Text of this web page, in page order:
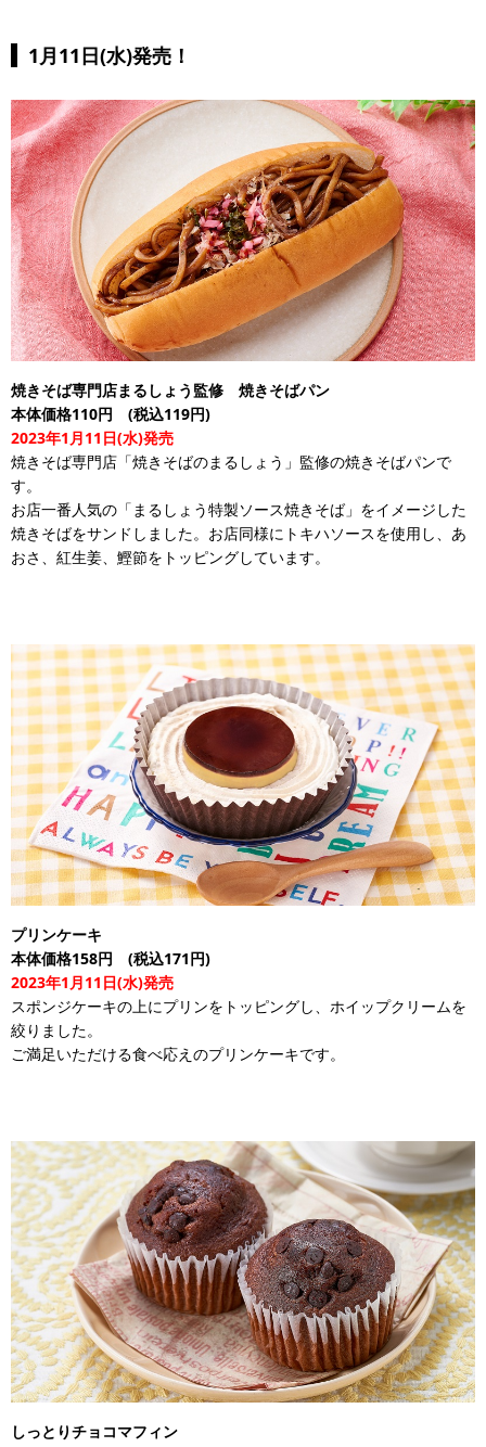
1月11日(水)発売！
焼きそば専門店まるしょう監修 焼きそばパン
本体価格110円 (税込119円)
2023年1月11日(水)発売
焼きそば専門店「焼きそばのまるしょう」監修の焼きそばパンで
す。
お店一番人気の「まるしょう特製ソース焼きそば」をイメージした
焼きそばをサンドしました。お店同様にトキハソースを使用し、あ
おさ、紅生姜、鰹節をトッピングしています。
プリンケーキ
本体価格158円 (税込171円)
2023年1月11日(水)発売
スポンジケーキの上にプリンをトッピングし、ホイップクリームを
絞りました。
ご満足いただける食べ応えのプリンケーキです。
しっとりチョコマフィン